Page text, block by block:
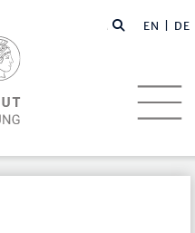
EN | DE